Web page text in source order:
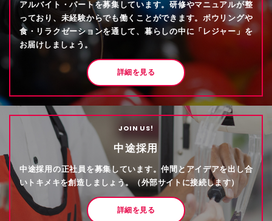
アルバイト・パートを募集しています。研修やマニュアルが整
っており、未経験からでも働くことができます。ボウリングや
食・リラクゼーションを通して、暮らしの中に「レジャー」を
お届けしましょう。
詳細を見る
JOIN US!
中途採用
中途採用の正社員を募集しています。仲間とアイデアを出し合
いトキメキを創造しましょう。（外部サイトに接続します）
詳細を見る